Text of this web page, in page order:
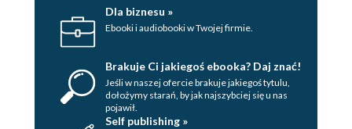
Dla biznesu »
Ebooki i audiobooki w Twojej firmie.
Brakuje Ci jakiegoś ebooka? Daj znać!
Jeśli w naszej ofercie brakuje jakiegoś tytulu,
dołożymy starań, by jak najszybciej się u nas
pojawił.
Self publishing »